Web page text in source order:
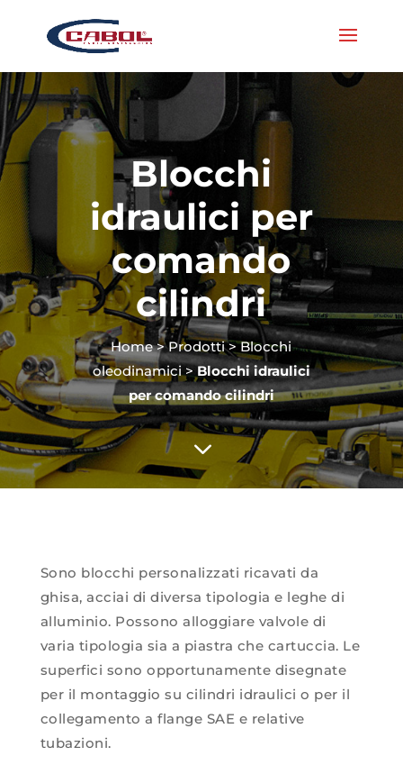
Blocchi
idraulici per
comando
cilindri
Home>Prodotti>Blocchi
oleodinamici>Blocchi idraulici
per comando cilindri
3
Sono blocchi personalizzati ricavati da
ghisa, acciai di diversa tipologia e leghe di
alluminio. Possono alloggiare valvole di
varia tipologia sia a piastra che cartuccia. Le
superfici sono opportunamente disegnate
per il montaggio su cilindri idraulici o per il
collegamento a flange SAE e relative
tubazioni.